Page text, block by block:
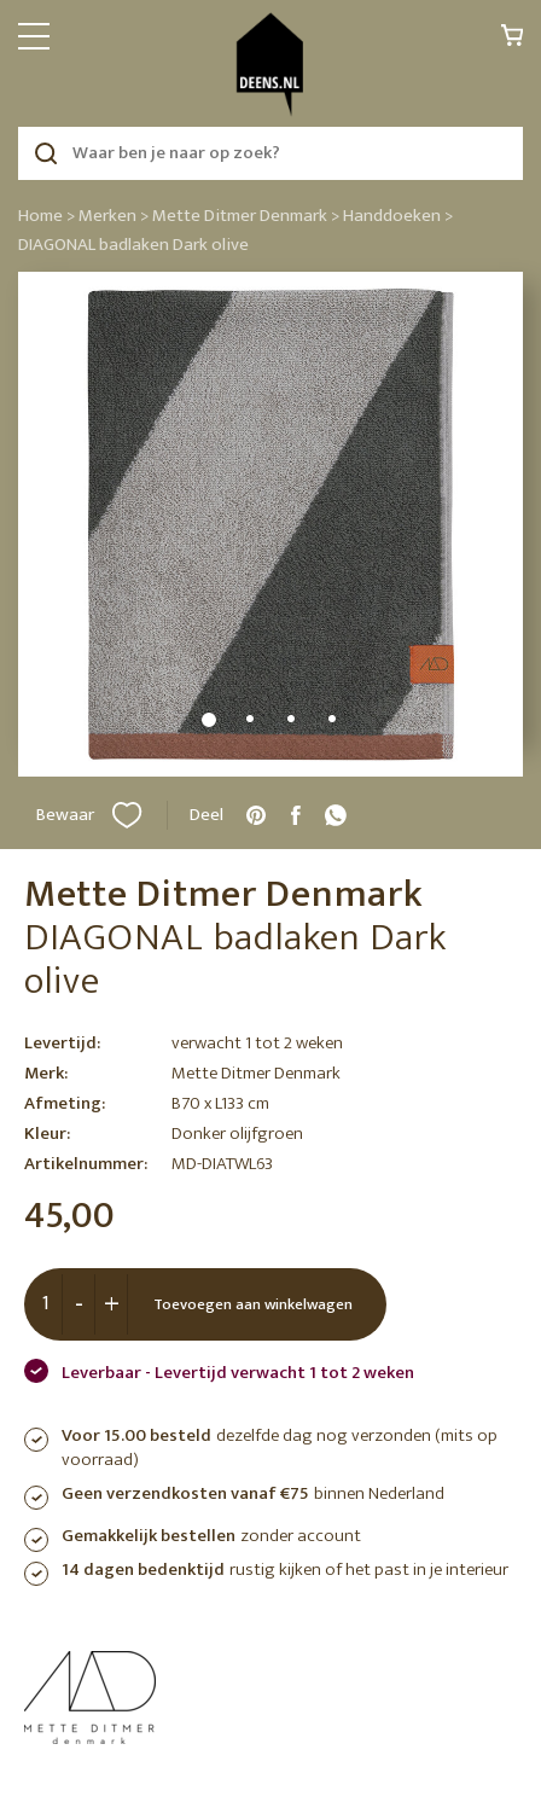
Home >Merken >Mette Ditmer Denmark >Handdoeken >
DIAGONAL badlaken Dark olive
Bewaar Deel
Mette Ditmer Denmark
DIAGONAL badlaken Dark
olive
Levertijd:
verwacht 1 tot 2 weken
Merk:
Mette Ditmer Denmark
Afmeting:
B70 x L133 cm
Kleur:
Donker olijfgroen
Artikelnummer:
MD-DIATWL63
45,00
+
- Toevoegen aan winkelwagen
Leverbaar - Levertijd verwacht 1 tot 2 weken
Voor 15.00 besteld dezelfde dag nog verzonden (mits op
voorraad)
Geen verzendkosten vanaf €75 binnen Nederland
Gemakkelijk bestellen zonder account
14 dagen bedenktijd rustig kijken of het past in je interieur